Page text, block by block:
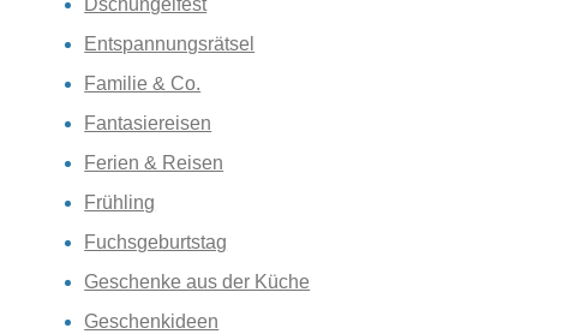
Entspannungsrätsel
Familie & Co.
Fantasiereisen
Ferien & Reisen
Frühling
Fuchsgeburtstag
Geschenke aus der Küche
Geschenkideen